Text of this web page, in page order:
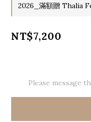
2026_滿額贈 Thalia
NT$7,200
Please message